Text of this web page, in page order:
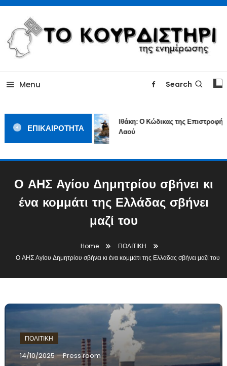
Skip
Content
TOKOURDISTIRI.GR
Menu Search
ΕΠΙΚΑΙΡΟΤΗΤΑ
Ιθάκη: Ο Κώδικας της Επιστροφής
Λαού
Ο ΑΗΣ Αγίου Δημητρίου σβήνει κι
ένα κομμάτι της Ελλάδας σβήνει
μαζί του
Home
ΠΟΛΙΤΙΚΗ
Ο ΑΗΣ Αγίου Δημητρίου σβήνει κι ένα κομμάτι της Ελλάδας σβήνει μαζί του
ΠΟΛΙΤΙΚΗ
14/10/2025 Press room